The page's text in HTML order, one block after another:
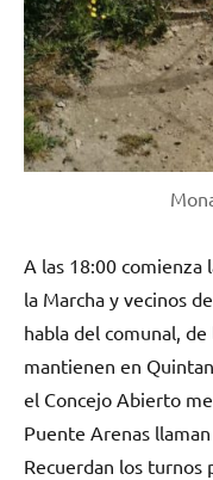
A las 18:00 comienza
la Marcha y vecinos
habla del comunal,
mantienen en
el Concejo Abierto
Puente Arenas
Recuerdan los turnos